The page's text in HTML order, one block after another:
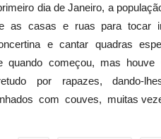
dia de Janeiro, a
as casas e ruas para tocar
e cantar quadras
quando começou, mas
por rapazes, dando-
com couves, muitas